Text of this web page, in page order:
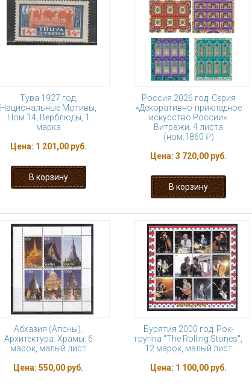
Тува 1927 год,
Национальные Мотивы,
Ном.14, Верблюды, 1
марка
Цена: 1 201,00 руб.
Россия 2026 год. Серия
«Декоративно-прикладное
искусство России».
Витражи. 4 листа
(ном.1860 ₽)
Цена: 3 720,00 руб.
Абхазия (Апсны).
Архитектура. Храмы. 6
марок, малый лист
Цена: 550,00 руб.
Бурятия 2000 год. Рок-
группа "The Rolling Stones",
12 марок, малый лист
Цена: 1 100,00 руб.